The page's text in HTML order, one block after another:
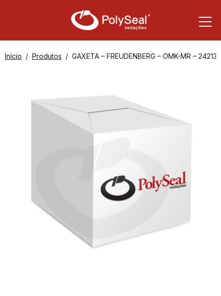
Início Produtos GAXETA – FREUDENBERG – OMK-MR –